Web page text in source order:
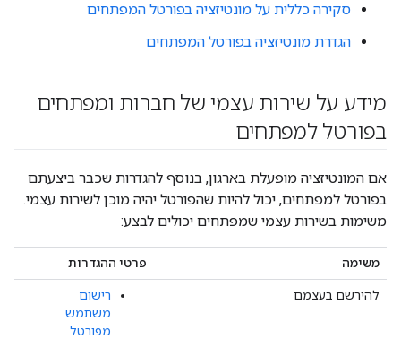
סקירה כללית על מונטיזציה בפורטל המפתחים
הגדרת מונטיזציה בפורטל המפתחים
מידע על שירות עצמי של חברות ומפתחים
בפורטל למפתחים
אם המונטיזציה מופעלת בארגון, בנוסף להגדרות שכבר ביצעתם
בפורטל למפתחים, יכול להיות שהפורטל יהיה מוכן לשירות עצמי.
משימות בשירות עצמי שמפתחים יכולים לבצע:
משימה פרטי ההגדרות
להירשם בעצמם
רישום
משתמש
מפורטל